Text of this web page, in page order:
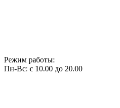
Режим работы:
Пн-Вс: с 10.00 до 20.00